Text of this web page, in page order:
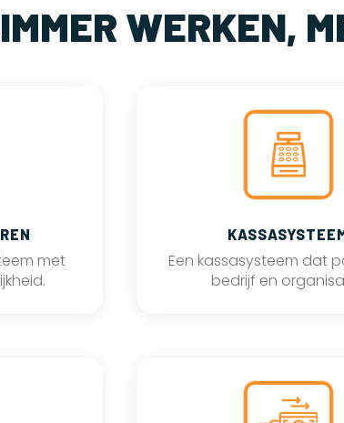
WERKEN,
met
Een kassasysteem dat
bedrijf en